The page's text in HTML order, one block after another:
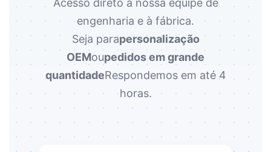
Acesso direto à nossa equipe de
engenharia e à fábrica.
Seja parapersonalização
OEMoupedidos em grande
quantidadeRespondemos em até 4
horas.